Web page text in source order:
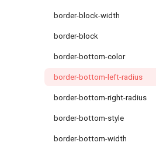
border-block-width
border-block
border-bottom-color
border-bottom-left-radius
border-bottom-right-radius
border-bottom-style
border-bottom-width